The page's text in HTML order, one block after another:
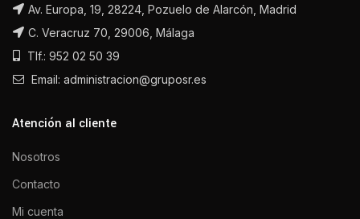
Av. Europa, 19, 28224, Pozuelo de Alarcón, Madrid
C. Veracruz 70, 29006, Málaga
Tlf.: 952 02 50 39
Email: administracion@gruposr.es
Atención al cliente
Nosotros
Contacto
Mi cuenta